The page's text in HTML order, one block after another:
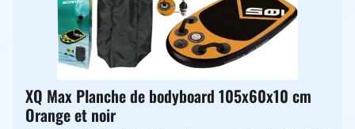
XQ Max Planche de bodyboard 105x60x10 cm
Orange et noir